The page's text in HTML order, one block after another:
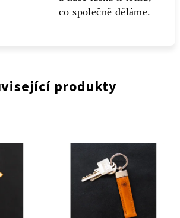
co společně děláme.
produkty